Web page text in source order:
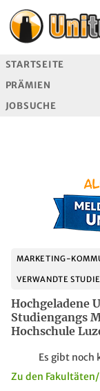
STARTSEITE
PRÄMIEN
JOBSUCHE
MARKETING-
VERWANDTE
Hochgeladene
Studiengangs
Hochschule
Es gibt noch
Zu den